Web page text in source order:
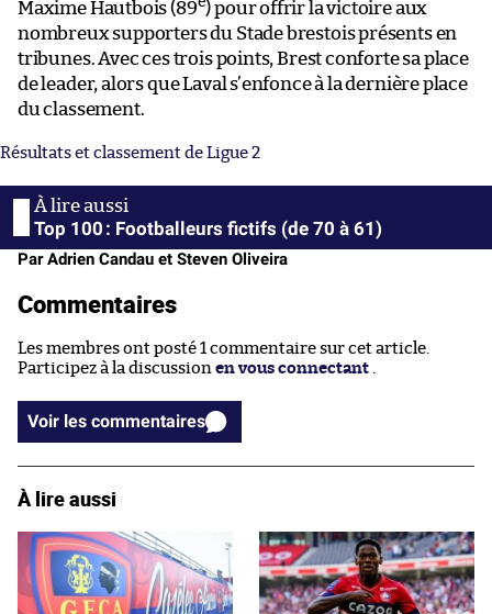
Maxime Hautbois (89 ) pour offrir la victoire aux
nombreux supporters du Stade brestois présents en
tribunes. Avec ces trois points, Brest conforte sa place
de leader, alors que Laval s’enfonce à la dernière place
du classement.
Résultats et classement de Ligue 2
Top 100 : Footballeurs fictifs (de 70 à 61)
Par Adrien Candau et Steven Oliveira
Commentaires
Les membres ont posté 1 commentaire sur cet article.
Participez à la discussion en vous connectant
Voir les commentaires
À lire aussi